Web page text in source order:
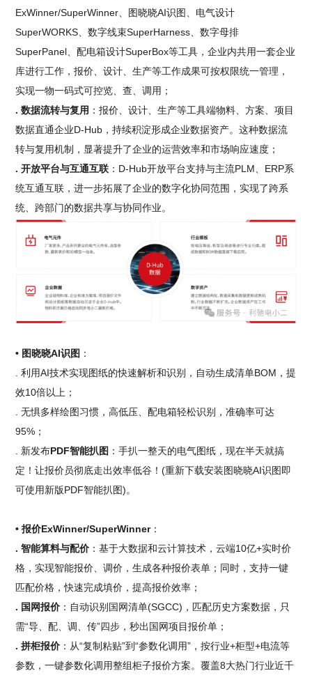
ExWinner/SuperWinner、图晓晓AI识图、电气设计
SuperWORKS、数字线束SuperHarness、数字母排
SuperPanel、配电箱设计SuperBox等工具，企业内共用一套企业
库进行工作，报价、设计、生产等工作成果可按权限统一管理，
实现一物一码式可控览、查、调用；
. 数据流转与复用 ：报价、设计、生产等工具端物料、方案、项目
数据直通企业D-Hub，持续积淀形成企业数据资产。这种数据流
转与复用机制，显著提升了企业的运营效率和市场响应速度；
. 开放平台与互通互联 ：D-Hub开放平台支持与主流PLM、ERP系
统互通互联，进一步拓展了企业的数字化协同范围，实现了跨系
统、跨部门的数据共享与协同作业。
• 图晓晓AI识图 ：
. 利用AI技术实现图纸的快速解析和识别，自动生成清单BOM，提
效10倍以上；
. 无惧多样绘图习惯，高低压、配电箱轻松识别，准确率可达
95%；
. 新发布PDF智能扒图 ：手扒一整天的电气图纸，现在半天就搞
定！让报价员彻底走出效率低谷！(重新下载安装图晓晓AI识图即
可使用新版PDF智能扒图)。
• 报价ExWinner/SuperWinner：
. 智能算料与配价 ：基于大数据和云计算技术，云端10亿+实时价
格，实现智能报价、调价，生成各种报价表单；同时，支持一键
匹配价格，快速完成填价，提高报价效率；
. 国网报价 ：自动识别国网清单(SGCC)，匹配历史方案数据，只
需“导、配、调、传”四步，秒出国网项目报价单；
. 拼柜报价 ：从“复制粘贴”到“参数化调用”，按行业+柜型+电流等
参数，一键参数化调用整组柜子报价方案。覆盖8大热门行业近千